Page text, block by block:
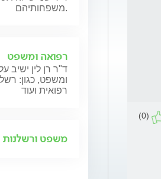
(0)
משפחותיהם.
רפואה ומשפט
ד"ר רן לין ישיב
ומשפט, כגון:
רפואית ועוד
משפט ורשלנות